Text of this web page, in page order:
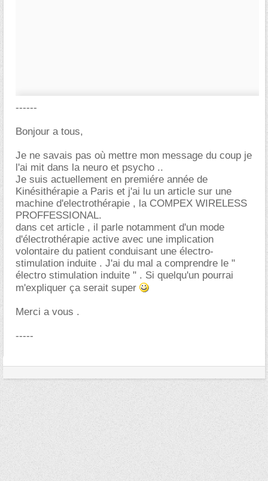
------
Bonjour a tous,
Je ne savais pas où mettre mon message du coup je
l'ai mit dans la neuro et psycho ..
Je suis actuellement en premiére année de
Kinésithérapie a Paris et j'ai lu un article sur une
machine d'electrothérapie , la COMPEX WIRELESS
PROFFESSIONAL.
dans cet article , il parle notamment d'un mode
d'électrothérapie active avec une implication
volontaire du patient conduisant une électro-
stimulation induite . J'ai du mal a comprendre le "
électro stimulation induite " . Si quelqu'un pourrai
m'expliquer ça serait super
Merci a vous .
-----